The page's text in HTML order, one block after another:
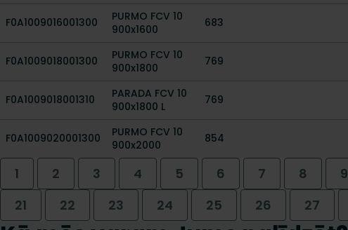
F0A1009016001300
PURMO FCV 10
900x1600
683
F0A1009018001300
PURMO FCV 10
900x1800
769
F0A1009018001310
PARADA FCV 10
900x1800 L
769
F0A1009020001300
PURMO FCV 10
900x2000
854
1 2 3 4 5 6 7 8 9
21
22 23 24 25 26 27